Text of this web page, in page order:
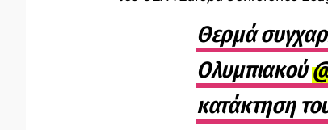
Θερμά
Ολυμπιακού
κατάκτηση